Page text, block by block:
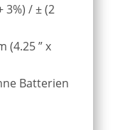
3%) / ± (2
(4.25 ” x
Batterien